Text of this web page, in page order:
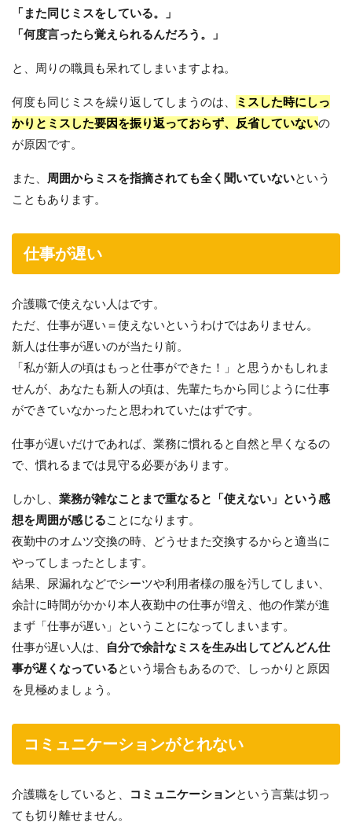
「また同じミスをしている。」
「何度言ったら覚えられるんだろう。」
と、周りの職員も呆れてしまいますよね。
何度も同じミスを繰り返してしまうのは、
ミスした時にしっ
かりとミスした要因を振り返っておらず、反省していないの
が原因です。
また、 周囲からミスを指摘されても全く聞いていないという
こともあります。
仕事が遅い
介護職で使えない人はです。
ただ、仕事が遅い＝使えないというわけではありません。
新人は仕事が遅いのが当たり前。
「私が新人の頃はもっと仕事ができた！」と思うかもしれま
せんが、あなたも新人の頃は、先輩たちから同じように仕事
ができていなかったと思われていたはずです。
仕事が遅いだけであれば、業務に慣れると自然と早くなるの
で、慣れるまでは見守る必要があります。
しかし、 業務が雑なことまで重なると「使えない」という感
想を周囲が感じることになります。
夜勤中のオムツ交換の時、どうせまた交換するからと適当に
やってしまったとします。
結果、尿漏れなどでシーツや利用者様の服を汚してしまい、
余計に時間がかかり本人夜勤中の仕事が増え、他の作業が進
まず「仕事が遅い」ということになってしまいます。
仕事が遅い人は、
自分で余計なミスを生み出してどんどん仕
事が遅くなっているという場合もあるので、しっかりと原因
を見極めましょう。
コミュニケーションがとれない
介護職をしていると、 コミュニケーションという言葉は切っ
ても切り離せません。